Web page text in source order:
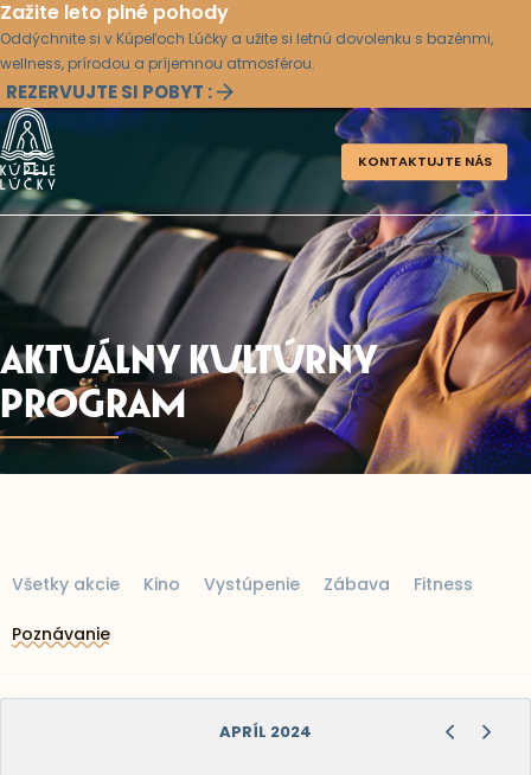
Zažite leto plné pohody
Oddýchnite si v Kúpeľoch Lúčky a užite si letnú dovolenku s bazénmi,
wellness, prírodou a príjemnou atmosférou.
REZERVUJTE SI POBYT :
KONTAKTUJTE NÁS
AKTUÁLNY KULTÚRNY
PROGRAM
Všetky akcie Kino Vystúpenie Zábava Fitness
Poznávanie
APRÍL 2024